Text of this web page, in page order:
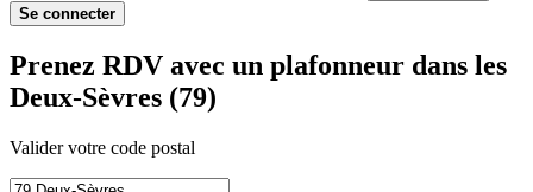
Se connecter
Prenez RDV avec un plafonneur dans les
Deux-Sèvres (79)
Valider votre code postal